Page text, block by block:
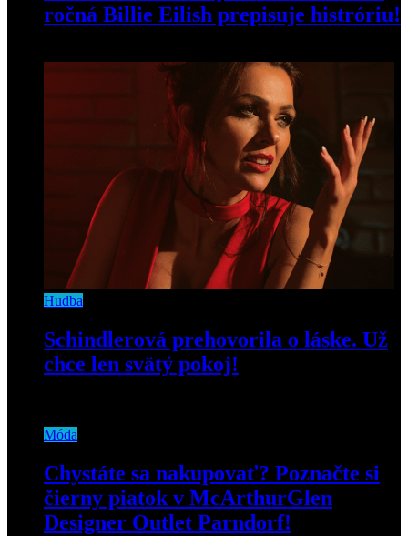
ročná Billie Eilish prepisuje histróriu!
Hudba
Schindlerová prehovorila o láske. Už
chce len svätý pokoj!
Móda
Chystáte sa nakupovať? Poznačte si
čierny piatok v McArthurGlen
Designer Outlet Parndorf!